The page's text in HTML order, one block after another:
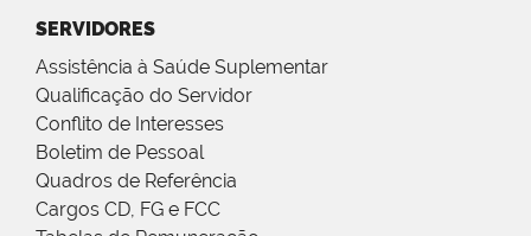
SERVIDORES
Assistência à Saúde Suplementar
Qualificação do Servidor
Conflito de Interesses
Boletim de Pessoal
Quadros de Referência
Cargos CD, FG e FCC